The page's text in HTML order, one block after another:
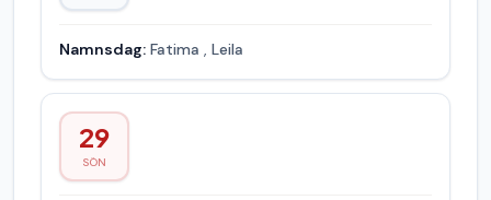
Namnsdag: Fatima , Leila
29
SÖN